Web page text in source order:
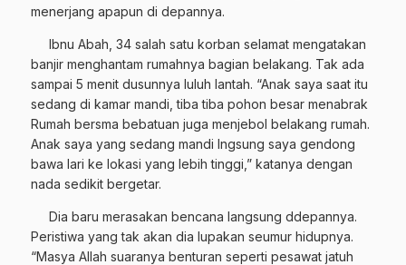
menerjang apapun di depannya.
Ibnu Abah, 34 salah satu korban selamat mengatakan
banjir menghantam rumahnya bagian belakang. Tak ada
sampai 5 menit dusunnya luluh lantah. “Anak saya saat itu
sedang di kamar mandi, tiba tiba pohon besar menabrak
Rumah bersma bebatuan juga menjebol belakang rumah.
Anak saya yang sedang mandi lngsung saya gendong
bawa lari ke lokasi yang lebih tinggi,” katanya dengan
nada sedikit bergetar.
Dia baru merasakan bencana langsung ddepannya.
Peristiwa yang tak akan dia lupakan seumur hidupnya.
“Masya Allah suaranya benturan seperti pesawat jatuh